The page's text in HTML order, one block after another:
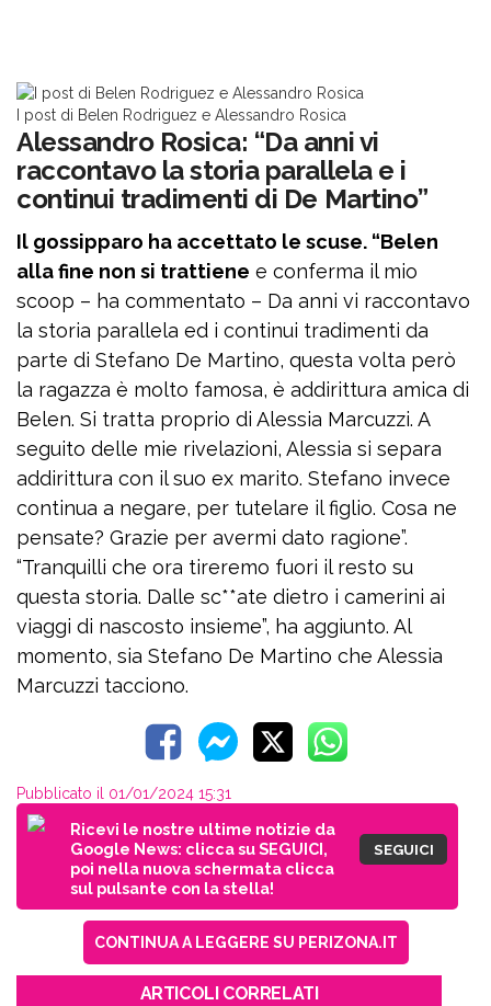
I post di Belen Rodriguez e Alessandro Rosica
Alessandro Rosica: “Da anni vi
raccontavo la storia parallela e i
continui tradimenti di De Martino”
Il gossipparo ha accettato le scuse. “Belen
alla fine non si trattiene e conferma il mio
scoop – ha commentato – Da anni vi raccontavo
la storia parallela ed i continui tradimenti da
parte di Stefano De Martino, questa volta però
la ragazza è molto famosa, è addirittura amica di
Belen. Si tratta proprio di Alessia Marcuzzi. A
seguito delle mie rivelazioni, Alessia si separa
addirittura con il suo ex marito. Stefano invece
continua a negare, per tutelare il figlio. Cosa ne
pensate? Grazie per avermi dato ragione”.
“Tranquilli che ora tireremo fuori il resto su
questa storia. Dalle sc**ate dietro i camerini ai
viaggi di nascosto insieme”, ha aggiunto. Al
momento, sia Stefano De Martino che Alessia
Marcuzzi tacciono.
Pubblicato il 01/01/2024 15:31
Ricevi le nostre ultime notizie da
Google News: clicca su SEGUICI,
poi nella nuova schermata clicca
sul pulsante con la stella!
SEGUICI
CONTINUA A LEGGERE SU PERIZONA.IT
ARTICOLI CORRELATI